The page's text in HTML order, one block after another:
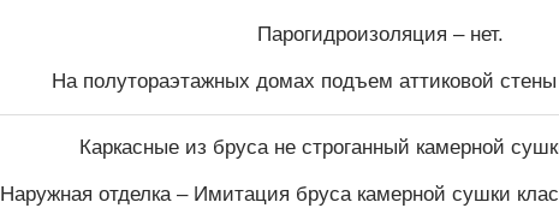
Парогидроизоляция – нет.
На полутораэтажных домах подъем аттиковой
Каркасные из бруса не строганный камерной
Наружная отделка – Имитация бруса камерной сушки